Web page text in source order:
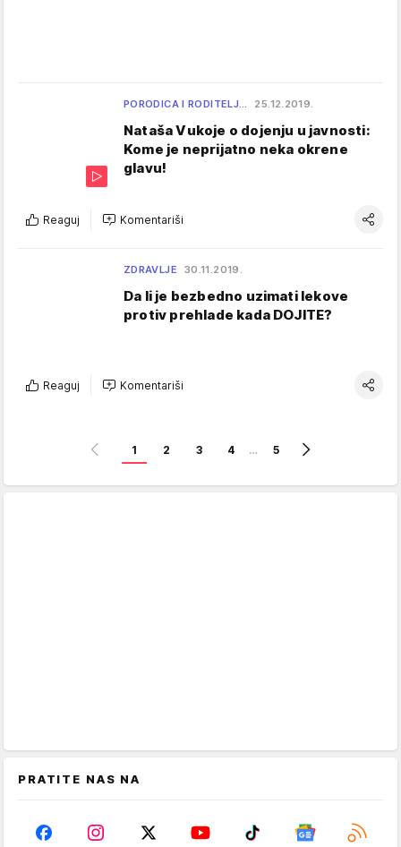
PORODICA I RODITELJ… 25.12.2019.
Nataša Vukoje o dojenju u javnosti:
Kome je neprijatno neka okrene
glavu!
Reaguj Komentariši
ZDRAVLJE 30.11.2019.
Da li je bezbedno uzimati lekove
protiv prehlade kada DOJITE?
Reaguj Komentariši
1 2 3 4 … 5
PRATITE NAS NA